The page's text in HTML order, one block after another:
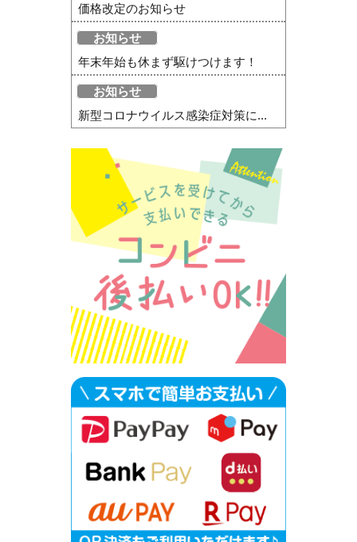
価格改定のお知らせ
お知らせ
年末年始も休まず駆けつけます！
お知らせ
新型コロナウイルス感染症対策に...